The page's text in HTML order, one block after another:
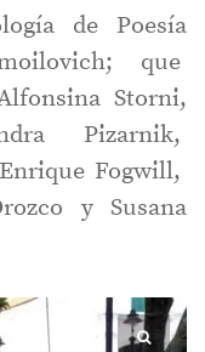
de Poesía
que
Storni,
Pizarnik,
Fogwill,
y Susana